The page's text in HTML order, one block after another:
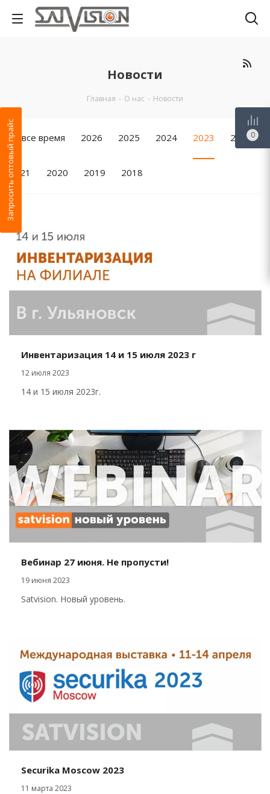
Новости
Главная - О нас - Новости
За все время 2026 2025 2024 2023 2022
2021 2020 2019 2018
Инвентаризация 14 и 15 июля 2023 г
12 июля 2023
14 и 15 июля 2023г.
Вебинар 27 июня. Не пропусти!
19 июня 2023
Satvision. Новый уровень.
Securika Moscow 2023
11 марта 2023
Запросить оптовый прайс 0